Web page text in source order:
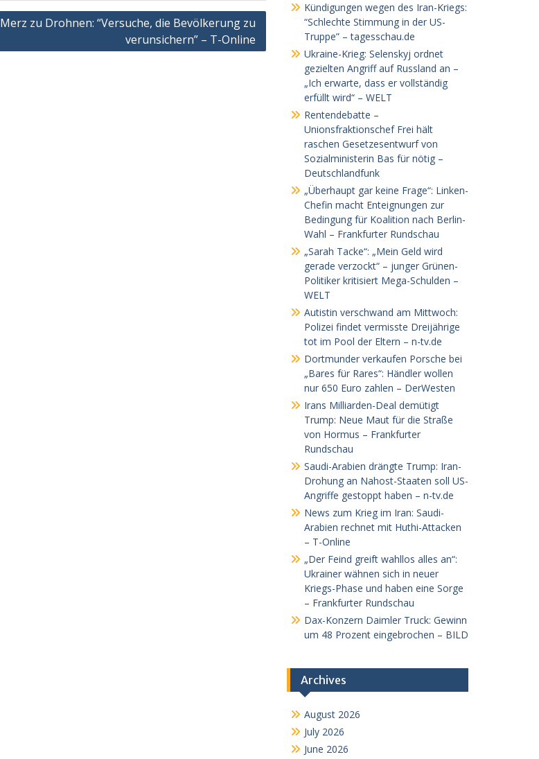
Merz zu Drohnen: “Versuche, die Bevölkerung zu
verunsichern” – T-Online
Kündigungen wegen des Iran-Kriegs:
“Schlechte Stimmung in der US-
Truppe” – tagesschau.de
Ukraine-Krieg: Selenskyj ordnet
gezielten Angriff auf Russland an –
„Ich erwarte, dass er vollständig
erfüllt wird“ – WELT
Rentendebatte –
Unionsfraktionschef Frei hält
raschen Gesetzesentwurf von
Sozialministerin Bas für nötig –
Deutschlandfunk
„Überhaupt gar keine Frage“: Linken-
Chefin macht Enteignungen zur
Bedingung für Koalition nach Berlin-
Wahl – Frankfurter Rundschau
„Sarah Tacke“: „Mein Geld wird
gerade verzockt“ – junger Grünen-
Politiker kritisiert Mega-Schulden –
WELT
Autistin verschwand am Mittwoch:
Polizei findet vermisste Dreijährige
tot im Pool der Eltern – n-tv.de
Dortmunder verkaufen Porsche bei
„Bares für Rares“: Händler wollen
nur 650 Euro zahlen – DerWesten
Irans Milliarden-Deal demütigt
Trump: Neue Maut für die Straße
von Hormus – Frankfurter
Rundschau
Saudi-Arabien drängte Trump: Iran-
Drohung an Nahost-Staaten soll US-
Angriffe gestoppt haben – n-tv.de
News zum Krieg im Iran: Saudi-
Arabien rechnet mit Huthi-Attacken
– T-Online
„Der Feind greift wahllos alles an“:
Ukrainer wähnen sich in neuer
Kriegs-Phase und haben eine Sorge
– Frankfurter Rundschau
Dax-Konzern Daimler Truck: Gewinn
um 48 Prozent eingebrochen – BILD
Archives
August 2026
July 2026
June 2026